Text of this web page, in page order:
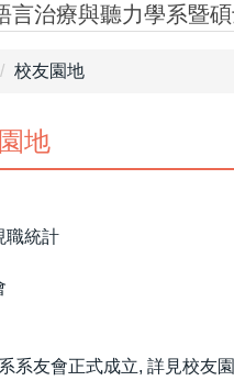
言治療與聽力學系暨
校友園地
地
職統計
系友會正式成立, 詳見校友